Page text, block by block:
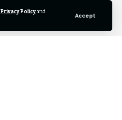
Privacy Policyand
Accept